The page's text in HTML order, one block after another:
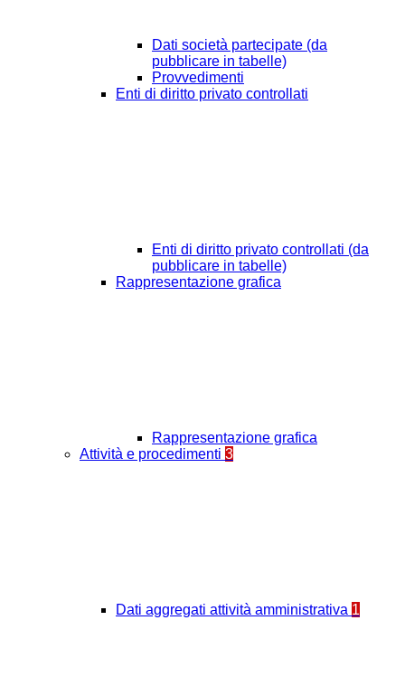
Dati società partecipate (da
pubblicare in tabelle)
Provvedimenti
Enti di diritto privato controllati
Enti di diritto privato controllati (da
pubblicare in tabelle)
Rappresentazione grafica
Rappresentazione grafica
Attività e procedimenti 3
Dati aggregati attività amministrativa 1